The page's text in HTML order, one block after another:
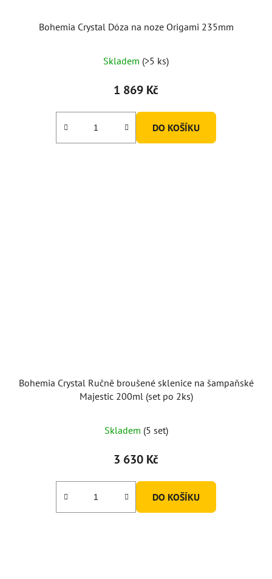
Bohemia Crystal Dóza na noze Origami 235mm
Skladem (>5 ks)
1 869 Kč
DO KOŠÍKU
Bohemia Crystal Ručně broušené sklenice na šampaňské
Majestic 200ml (set po 2ks)
Skladem (5 set)
3 630 Kč
DO KOŠÍKU